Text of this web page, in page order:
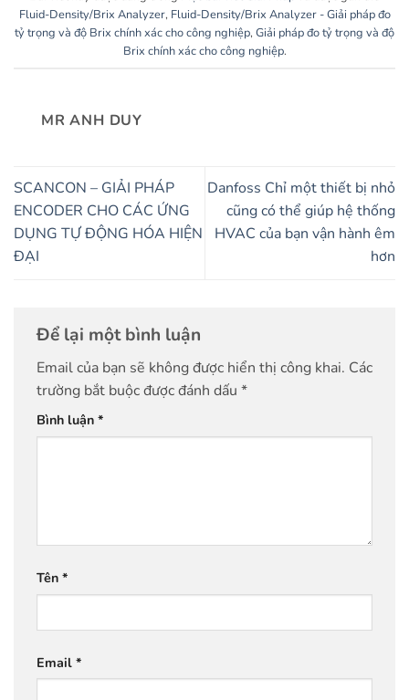
Fluid-Density/Brix Analyzer, Fluid-Density/Brix Analyzer - Giải pháp đo
tỷ trọng và độ Brix chính xác cho công nghiệp, Giải pháp đo tỷ trọng và độ
Brix chính xác cho công nghiệp.
MR ANH DUY
SCANCON – GIẢI PHÁP
ENCODER CHO CÁC ỨNG
DỤNG TỰ ĐỘNG HÓA HIỆN
ĐẠI
Danfoss Chỉ một thiết bị nhỏ
cũng có thể giúp hệ thống
HVAC của bạn vận hành êm
hơn
Để lại một bình luận
Email của bạn sẽ không được hiển thị công khai. Các
trường bắt buộc được đánh dấu *
Bình luận *
Tên *
Email *